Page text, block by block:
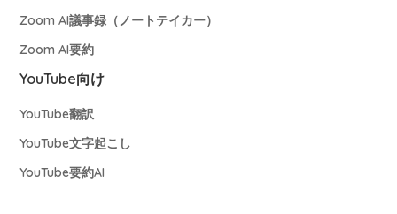
Zoom AI議事録（ノートテイカー）
Zoom AI要約
YouTube向け
YouTube翻訳
YouTube文字起こし
YouTube要約AI